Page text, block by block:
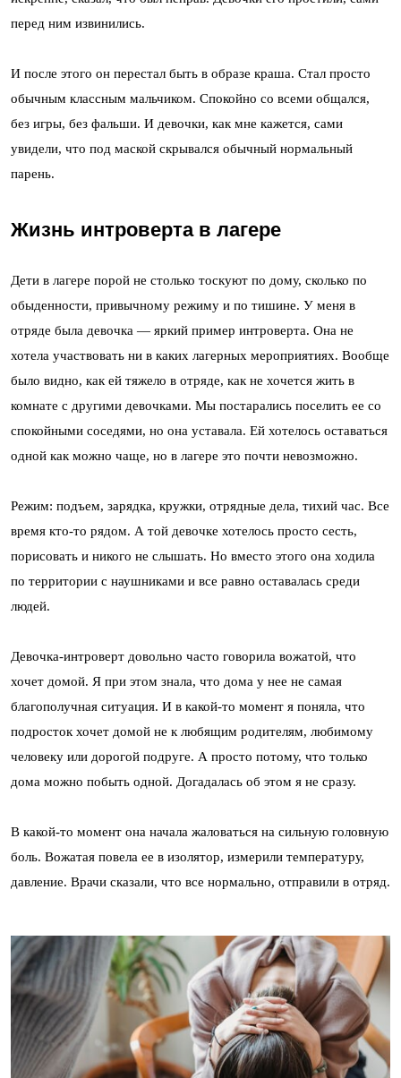
перед ним извинились.
И после этого он перестал быть в образе краша. Стал просто
обычным классным мальчиком. Спокойно со всеми общался,
без игры, без фальши. И девочки, как мне кажется, сами
увидели, что под маской скрывался обычный нормальный
парень.
Жизнь интроверта в лагере
Дети в лагере порой не столько тоскуют по дому, сколько по
обыденности, привычному режиму и по тишине. У меня в
отряде была девочка — яркий пример интроверта. Она не
хотела участвовать ни в каких лагерных мероприятиях. Вообще
было видно, как ей тяжело в отряде, как не хочется жить в
комнате с другими девочками. Мы постарались поселить ее со
спокойными соседями, но она уставала. Ей хотелось оставаться
одной как можно чаще, но в лагере это почти невозможно.
Режим: подъем, зарядка, кружки, отрядные дела, тихий час. Все
время кто-то рядом. А той девочке хотелось просто сесть,
порисовать и никого не слышать. Но вместо этого она ходила
по территории с наушниками и все равно оставалась среди
людей.
Девочка-интроверт довольно часто говорила вожатой, что
хочет домой. Я при этом знала, что дома у нее не самая
благополучная ситуация. И в какой-то момент я поняла, что
подросток хочет домой не к любящим родителям, любимому
человеку или дорогой подруге. А просто потому, что только
дома можно побыть одной. Догадалась об этом я не сразу.
В какой-то момент она начала жаловаться на сильную головную
боль. Вожатая повела ее в изолятор, измерили температуру,
давление. Врачи сказали, что все нормально, отправили в отряд.